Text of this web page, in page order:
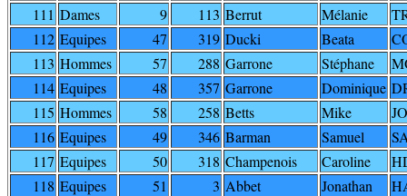
111 Dames 9 113 Berrut Mélanie
112 Equipes 47 319 Ducki Beata
113 Hommes 57 288 Garrone Stéphane
114 Equipes 48 357 Garrone Dominique
115 Hommes 58 258 Betts Mike
116 Equipes 49 346 Barman Samuel
117 Equipes 50 318 Champenois Caroline
118 Equipes 51 3 Abbet Jonathan